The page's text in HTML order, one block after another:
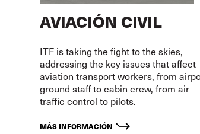
AVIACIÓN CIVIL
ITF is taking the fight to the skies,
addressing the key issues that affect
aviation transport workers, from
ground staff to cabin crew, from air
traffic control to pilots.
MÁS INFORMACIÓN